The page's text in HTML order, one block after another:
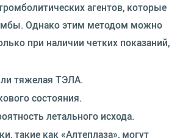
агентов, которые
Однако этим методом можно
при наличии четких показаний,
тяжелая ТЭЛА.
состояния.
летального исхода.
такие как «Алтеплаза», могут